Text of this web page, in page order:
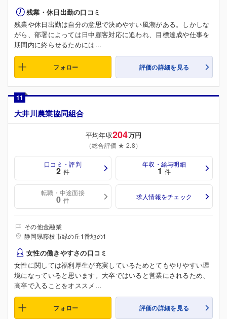
残業・休日出勤の口コミ
残業や休日出勤は自分の意思で決めやすい風潮がある。しかしな
がら、部署によっては日中顧客対応に追われ、目標達成や仕事を
期間内に終らせるためには...
フォロー 評価の詳細を見る
11
大井川農業協同組合
平均年収204万円
（総合評価 ★ 2.8）
口コミ・評判
2 件
年収・給与明細
1 件
転職・中途面接
0 件 求人情報をチェック
その他金融業
静岡県藤枝市緑の丘1番地の1
女性の働きやすさの口コミ
女性に関しては福利厚生が充実しているためとてもやりやすい環
境になっていると思います。大卒ではいると営業にされるため、
高卒で入ることをオススメ...
フォロー 評価の詳細を見る